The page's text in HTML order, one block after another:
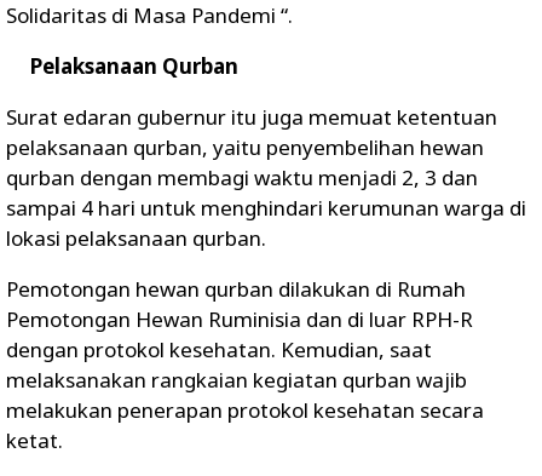
Solidaritas di Masa Pandemi “.
Pelaksanaan Qurban
Surat edaran gubernur itu juga memuat ketentuan
pelaksanaan qurban, yaitu penyembelihan hewan
qurban dengan membagi waktu menjadi 2, 3 dan
sampai 4 hari untuk menghindari kerumunan warga di
lokasi pelaksanaan qurban.
Pemotongan hewan qurban dilakukan di Rumah
Pemotongan Hewan Ruminisia dan di luar RPH-R
dengan protokol kesehatan. Kemudian, saat
melaksanakan rangkaian kegiatan qurban wajib
melakukan penerapan protokol kesehatan secara
ketat.